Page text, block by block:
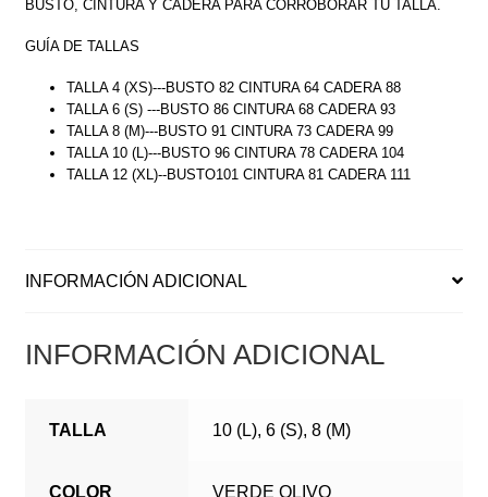
BUSTO, CINTURA Y CADERA PARA CORROBORAR TU TALLA.
GUÍA DE TALLAS
TALLA 4 (XS)---BUSTO 82 CINTURA 64 CADERA 88
TALLA 6 (S) ---BUSTO 86 CINTURA 68 CADERA 93
TALLA 8 (M)---BUSTO 91 CINTURA 73 CADERA 99
TALLA 10 (L)---BUSTO 96 CINTURA 78 CADERA 104
TALLA 12 (XL)--BUSTO101 CINTURA 81 CADERA 111
INFORMACIÓN ADICIONAL
INFORMACIÓN ADICIONAL
TALLA 10 (L), 6 (S), 8 (M)
COLOR VERDE OLIVO